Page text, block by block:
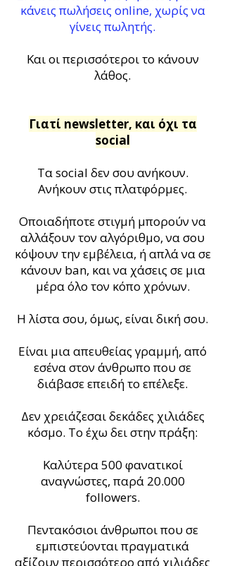
κάνεις πωλήσεις online, χωρίς να
γίνεις πωλητής.
Και οι περισσότεροι το κάνουν
λάθος.
Γιατί newsletter, και όχι τα
social
Τα social δεν σου ανήκουν.
Ανήκουν στις πλατφόρμες.
Οποιαδήποτε στιγμή μπορούν να
αλλάξουν τον αλγόριθμο, να σου
κόψουν την εμβέλεια, ή απλά να σε
κάνουν ban, και να χάσεις σε μια
μέρα όλο τον κόπο χρόνων.
Η λίστα σου, όμως, είναι δική σου.
Είναι μια απευθείας γραμμή, από
εσένα στον άνθρωπο που σε
διάβασε επειδή το επέλεξε.
Δεν χρειάζεσαι δεκάδες χιλιάδες
κόσμο. Το έχω δει στην πράξη:
Καλύτερα 500 φανατικοί
αναγνώστες, παρά 20.000
followers.
Πεντακόσιοι άνθρωποι που σε
εμπιστεύονται πραγματικά
αξίζουν περισσότερο από χιλιάδες